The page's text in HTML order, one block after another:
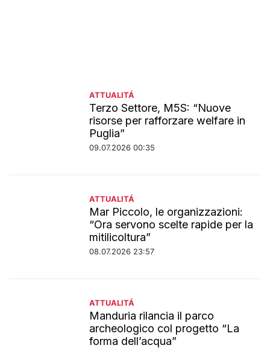
ATTUALITÁ
Terzo Settore, M5S: “Nuove
risorse per rafforzare welfare in
Puglia”
09.07.2026 00:35
ATTUALITÁ
Mar Piccolo, le organizzazioni:
“Ora servono scelte rapide per la
mitilicoltura”
08.07.2026 23:57
ATTUALITÁ
Manduria rilancia il parco
archeologico col progetto “La
forma dell’acqua”